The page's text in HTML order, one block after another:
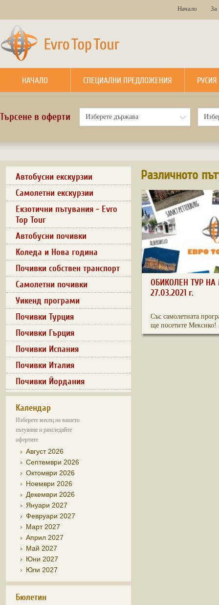
Начало За
НАЧАЛО СПЕЦИАЛНИ ПРЕДЛОЖЕНИЯ РУСИЯ
Търсене в оферти
Автобусни екскурзии
Самолетни екскурзии
Екзотични пътувания - Evro
Top Tour
Автобусни почивки
Коледа и Нова година
Почивки собствен транспорт
Самолетни почивки
Уикенд програми
Почивки Турция
Почивки Гърция
Почивки Испания
Почивки Италия
Почивки Йордания
Календар
Изберете месец на вашето
пътуване и разгледайте
офертите
Август 2026
Септември 2026
Октомври 2026
Ноември 2026
Декември 2026
Януари 2027
Февруари 2027
Март 2027
Април 2027
Май 2027
Юни 2027
Юли 2027
Бюлетин
Различното
ОБИКОЛЕН ТУР НА
27.03.2021 г.
Със самолетната
ще посетите Мексико!